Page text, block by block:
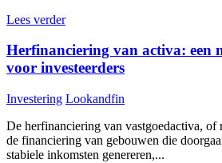
Lees verder
Herfinanciering van activa: een
voor investeerders
Investering Lookandfin
De herfinanciering van vastgoedactiva, of
de financiering van gebouwen die
stabiele inkomsten genereren,...